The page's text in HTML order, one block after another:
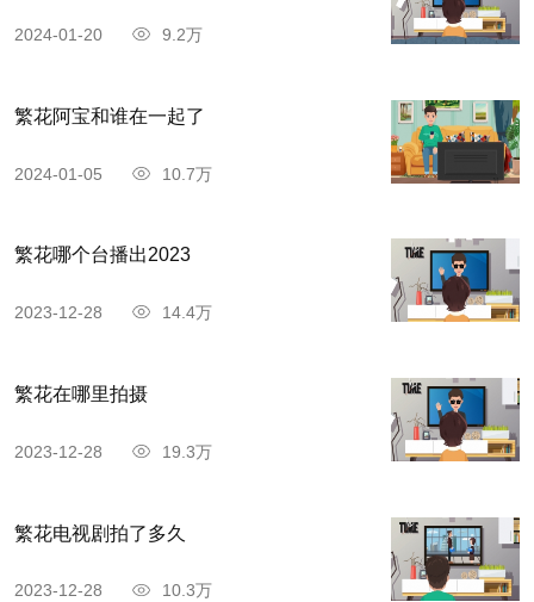
2024-01-20 9.2万
繁花阿宝和谁在一起了
2024-01-05 10.7万
繁花哪个台播出2023
2023-12-28 14.4万
繁花在哪里拍摄
2023-12-28 19.3万
繁花电视剧拍了多久
2023-12-28 10.3万